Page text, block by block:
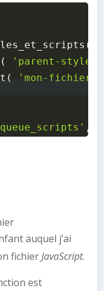
(
( 'parent-style'
(
'mon-fichier-
,
auquel j’ai
fichierJavaScript.
est